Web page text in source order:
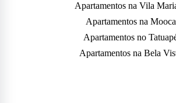
Apartamentos na Vila
Apartamentos na Mooca
Apartamentos no
Apartamentos na Bela